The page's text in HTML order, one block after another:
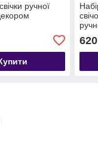
ручної
620